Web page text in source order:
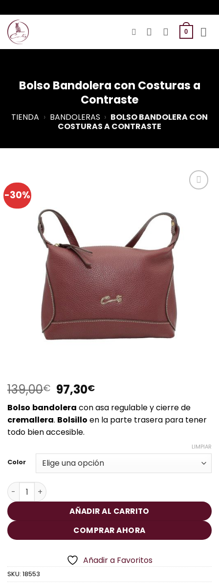
al
contenido
0
Bolso Bandolera con Costuras a
Contraste
TIENDA › BANDOLERAS › BOLSO BANDOLERA CON
COSTURAS A CONTRASTE
-30%
139,00€ El
precio
original
era:
139,00€.
97,30€El
precio
actual
es:
Bolso bandolera con asa regulable y cierre de
cremallera. Bolsillo en la parte trasera para tener
todo bien accesible.
Color
LIMPIAR
Bolso Bandolera con Costuras a Contraste cantidad
AÑADIR AL CARRITO
COMPRAR AHORA
Añadir a Favoritos
SKU: 18553